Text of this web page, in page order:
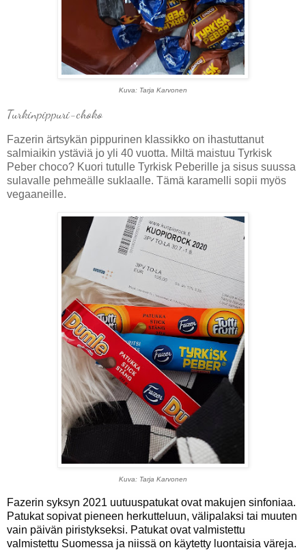
Kuva: Tarja Karvonen
Turkinpippuri-choko
Fazerin ärtsykän pippurinen klassikko on ihastuttanut
salmiaikin ystäviä jo yli 40 vuotta. Miltä maistuu Tyrkisk
Peber choco? Kuori tutulle Tyrkisk Peberille ja sisus suussa
sulavalle pehmeälle suklaalle. Tämä karamelli sopii myös
vegaaneille.
Kuva: Tarja Karvonen
Fazerin syksyn 2021 uutuuspatukat ovat makujen sinfoniaa.
Patukat sopivat pieneen herkutteluun, välipalaksi tai muuten
vain päivän piristykseksi. Patukat ovat valmistettu
valmistettu Suomessa ja niissä on käytetty l uontaisia väreja.